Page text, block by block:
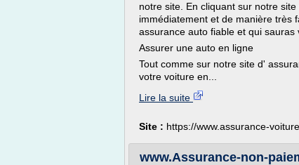
notre site. En cliquant sur notre
immédiatement et de manière très
assurance auto fiable et qui sauras
Assurer une auto en ligne
Tout comme sur notre site d'
votre voiture en...
Lire la suite
Site : https://www.assurance-
www.Assurance-non-